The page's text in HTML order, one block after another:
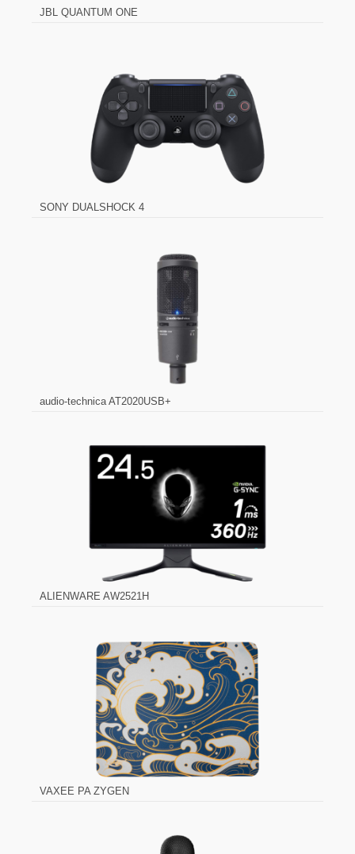
JBL QUANTUM ONE
SONY DUALSHOCK 4
audio-technica AT2020USB+
ALIENWARE AW2521H
VAXEE PA ZYGEN